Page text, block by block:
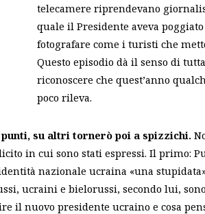
telecamere riprendevano
quale il Presidente aveva
fotografare come i turisti che
Questo episodio dà il senso di
riconoscere che quest’anno
poco rileva.
su altri tornerò poi a spizzichi.
in cui sono stati espressi. Il primo:
nazionale ucraina «una
ucraini e bielorussi, secondo lui,
il nuovo presidente ucraino e cosa